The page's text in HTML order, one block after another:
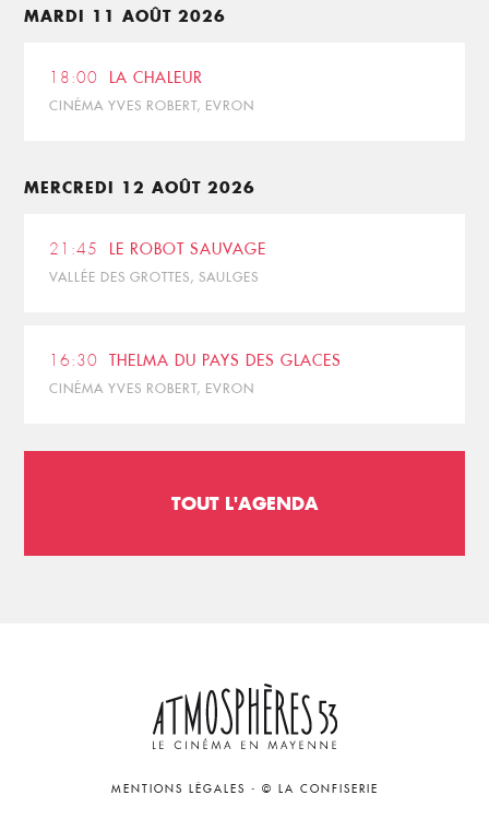
MARDI 11 AOÛT 2026
18:00 LA CHALEUR
CINÉMA YVES ROBERT, EVRON
MERCREDI 12 AOÛT 2026
21:45 LE ROBOT SAUVAGE
VALLÉE DES GROTTES, SAULGES
16:30 THELMA DU PAYS DES GLACES
CINÉMA YVES ROBERT, EVRON
TOUT L'AGENDA
MENTIONS LÉGALES - © LA CONFISERIE